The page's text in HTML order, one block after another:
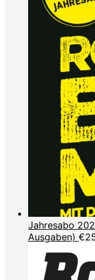
Jahresabo
Ausgaben) €